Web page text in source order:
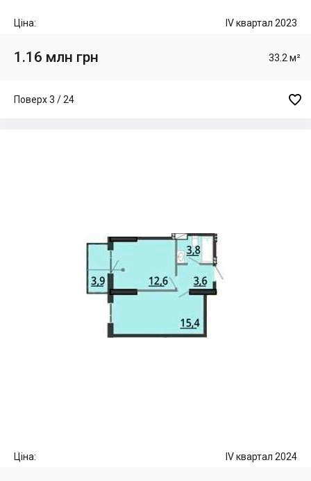
Ціна: IV квартал 2023
1.16 млн грн 33.2 м²
Поверх 3 / 24 
Ціна: IV квартал 2024